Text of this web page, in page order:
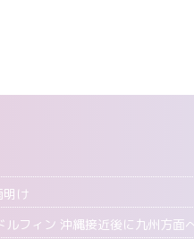
け
フィン 沖縄接近後に九州方面